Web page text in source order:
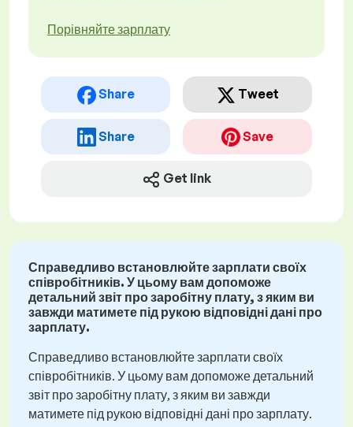
Порівняйте зарплату
Share Tweet
Share Save
Get link
Справедливо встановлюйте зарплати своїх
співробітників. У цьому вам допоможе
детальний звіт про заробітну плату, з яким ви
завжди матимете під рукою відповідні дані про
зарплату.
Справедливо встановлюйте зарплати своїх
співробітників. У цьому вам допоможе детальний
звіт про заробітну плату, з яким ви завжди
матимете під рукою відповідні дані про зарплату.